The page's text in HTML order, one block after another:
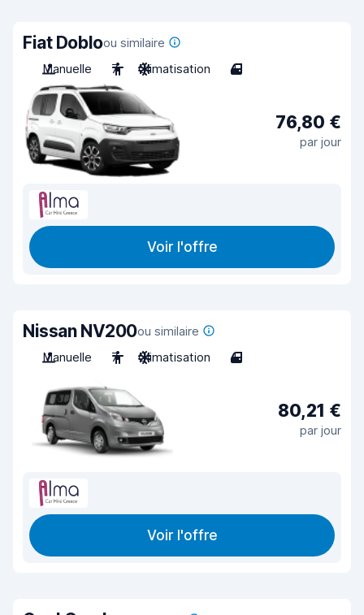
Fiat Dobloou similaire
Manuelle
7 Climatisation 4
76,80 €
par jour
Voir l'offre
Nissan NV200ou similaire
Manuelle
7 Climatisation 4
80,21 €
par jour
Voir l'offre